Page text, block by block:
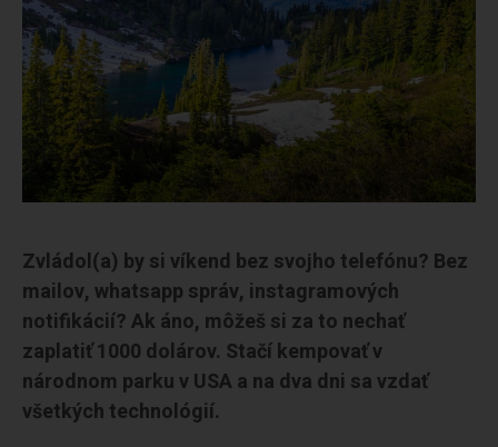
Zvládol(a) by si víkend bez svojho telefónu? Bez
mailov, whatsapp správ, instagramových
notifikácií? Ak áno, môžeš si za to nechať
zaplatiť 1000 dolárov. Stačí kempovať v
národnom parku v USA a na dva dni sa vzdať
všetkých technológií.